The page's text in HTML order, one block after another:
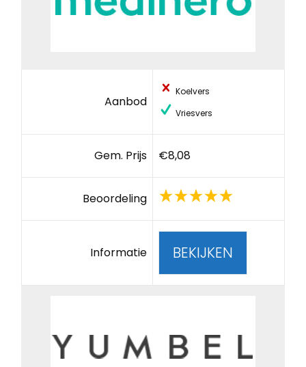
Aanbod
Koelvers
Vriesvers
Gem. Prijs €8,08
Beoordeling
Informatie BEKIJKEN